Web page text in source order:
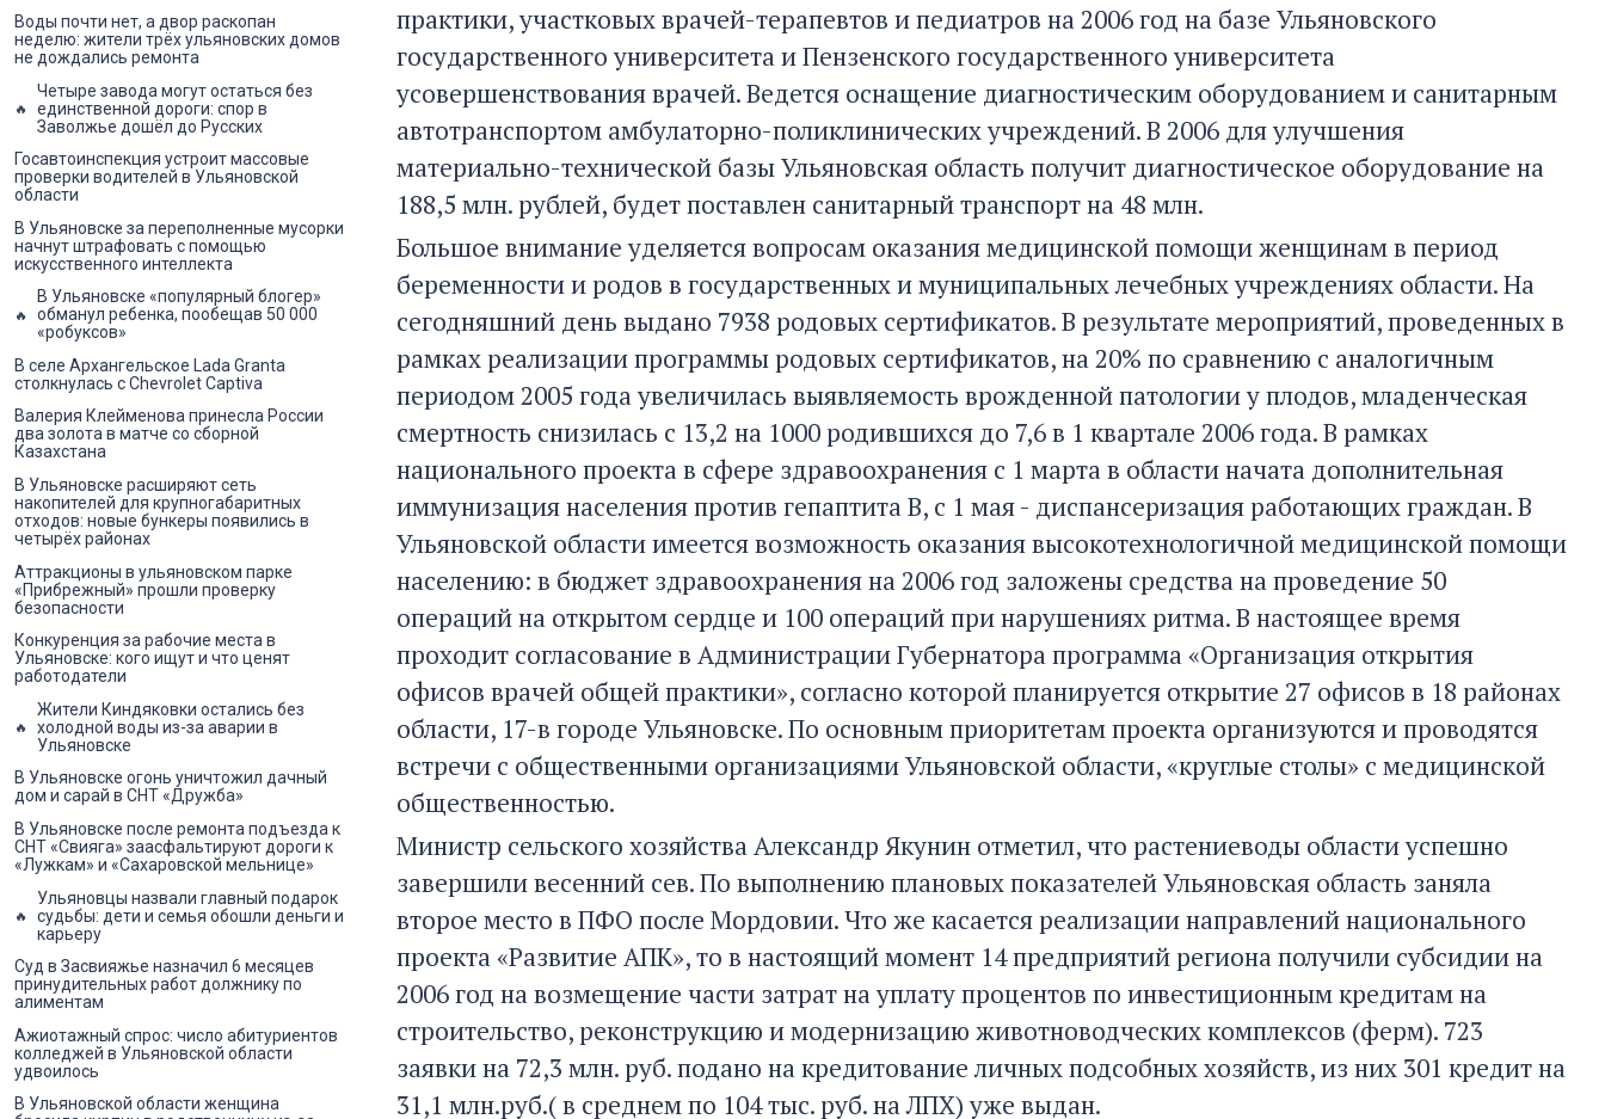
практики, участковых врачей-терапевтов и педиатров на 2006 год на базе Ульяновского
государственного университета и Пензенского государственного университета
усовершенствования врачей. Ведется оснащение диагностическим оборудованием и санитарным
автотранспортом амбулаторно-поликлинических учреждений. В 2006 для улучшения
материально-технической базы Ульяновская область получит диагностическое оборудование на
188,5 млн. рублей, будет поставлен санитарный транспорт на 48 млн.
Большое внимание уделяется вопросам оказания медицинской помощи женщинам в период
беременности и родов в государственных и муниципальных лечебных учреждениях области. На
сегодняшний день выдано 7938 родовых сертификатов. В результате мероприятий, проведенных в
рамках реализации программы родовых сертификатов, на 20% по сравнению с аналогичным
периодом 2005 года увеличилась выявляемость врожденной патологии у плодов, младенческая
смертность снизилась с 13,2 на 1000 родившихся до 7,6 в 1 квартале 2006 года. В рамках
национального проекта в сфере здравоохранения с 1 марта в области начата дополнительная
иммунизация населения против гепаптита В, с 1 мая - диспансеризация работающих граждан. В
Ульяновской области имеется возможность оказания высокотехнологичной медицинской помощи
населению: в бюджет здравоохранения на 2006 год заложены средства на проведение 50
операций на открытом сердце и 100 операций при нарушениях ритма. В настоящее время
проходит согласование в Администрации Губернатора программа «Организация открытия
офисов врачей общей практики», согласно которой планируется открытие 27 офисов в 18 районах
области, 17-в городе Ульяновске. По основным приоритетам проекта организуются и проводятся
встречи с общественными организациями Ульяновской области, «круглые столы» с медицинской
общественностью.
Министр сельского хозяйства Александр Якунин отметил, что растениеводы области успешно
завершили весенний сев. По выполнению плановых показателей Ульяновская область заняла
второе место в ПФО после Мордовии. Что же касается реализации направлений национального
проекта «Развитие АПК», то в настоящий момент 14 предприятий региона получили субсидии на
2006 год на возмещение части затрат на уплату процентов по инвестиционным кредитам на
строительство, реконструкцию и модернизацию животноводческих комплексов (ферм). 723
заявки на 72,3 млн. руб. подано на кредитование личных подсобных хозяйств, из них 301 кредит на
31,1 млн.руб.( в среднем по 104 тыс. руб. на ЛПХ) уже выдан.
Воды почти нет, а двор раскопан
неделю: жители трёх ульяновских домов
не дождались ремонта
Четыре завода могут остаться без
единственной дороги: спор в
Заволжье дошёл до Русских
Госавтоинспекция устроит массовые
проверки водителей в Ульяновской
области
В Ульяновске за переполненные мусорки
начнут штрафовать с помощью
искусственного интеллекта
В Ульяновске «популярный блогер»
обманул ребенка, пообещав 50 000
«робуксов»
В селе Архангельское Lada Granta
столкнулась с Chevrolet Captiva
Валерия Клейменова принесла России
два золота в матче со сборной
Казахстана
В Ульяновске расширяют сеть
накопителей для крупногабаритных
отходов: новые бункеры появились в
четырёх районах
Аттракционы в ульяновском парке
«Прибрежный» прошли проверку
безопасности
Конкуренция за рабочие места в
Ульяновске: кого ищут и что ценят
работодатели
Жители Киндяковки остались без
холодной воды из-за аварии в
Ульяновске
В Ульяновске огонь уничтожил дачный
дом и сарай в СНТ «Дружба»
В Ульяновске после ремонта подъезда к
СНТ «Свияга» заасфальтируют дороги к
«Лужкам» и «Сахаровской мельнице»
Ульяновцы назвали главный подарок
судьбы: дети и семья обошли деньги и
карьеру
Суд в Засвияжье назначил 6 месяцев
принудительных работ должнику по
алиментам
Ажиотажный спрос: число абитуриентов
колледжей в Ульяновской области
удвоилось
В Ульяновской области женщина